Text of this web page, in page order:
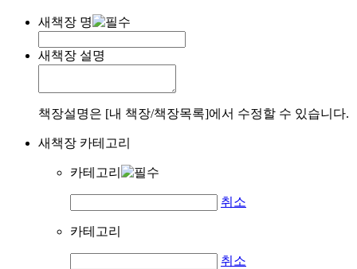
새책장 명
새책장 설명
책장설명은 [내 책장/책장목록]에서 수정할 수 있습니다.
새책장 카테고리
카테고리
취소
카테고리
취소